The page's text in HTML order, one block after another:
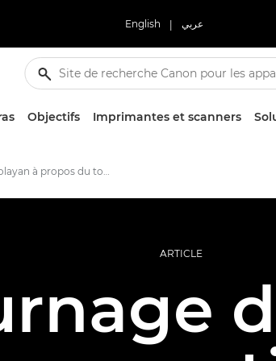
English | عربي
Objectifs Imprimantes et scanners
Kunle Afolayan à propos du tournage de La convocation
ARTICLE